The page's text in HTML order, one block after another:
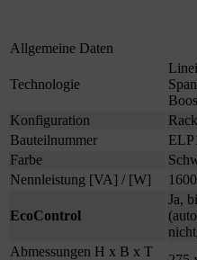
Allgemeine Daten
Technologie
Konfiguration
Bauteilnummer
Farbe
Nennleistung [VA] / [W]
EcoControl
Ja,
Abmessungen H x B x T